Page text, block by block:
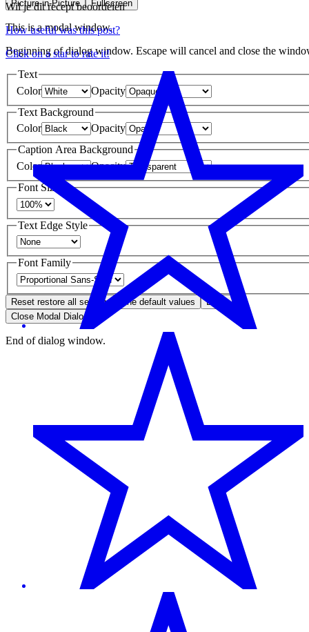
Picture-in-Picture Fullscreen
This is a modal window.
Beginning of dialog window. Escape will cancel and close the
Text
Color
Opacity
Text Background
Color
Opacity
Caption Area Background
Color
Opacity
Font Size
Text Edge Style
Font Family
Reset restore all settings to the default values
Done
Close Modal Dialog
End of dialog window.
Wil je dit recept beoordelen
How useful was this post?
Click on a star to rate it!